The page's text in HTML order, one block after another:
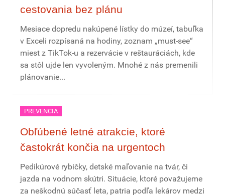
cestovania bez plánu
Mesiace dopredu nakúpené lístky do múzeí, tabuľka
v Exceli rozpísaná na hodiny, zoznam „must-see“
miest z TikTok-u a rezervácie v reštauráciách, kde
sa stôl ujde len vyvoleným. Mnohé z nás premenili
plánovanie...
PREVENCIA
Obľúbené letné atrakcie, ktoré
častokrát končia na urgentoch
Pedikúrové rybičky, detské maľovanie na tvár, či
jazda na vodnom skútri. Situácie, ktoré považujeme
za neškodnú súčasť leta, patria podľa lekárov medzi